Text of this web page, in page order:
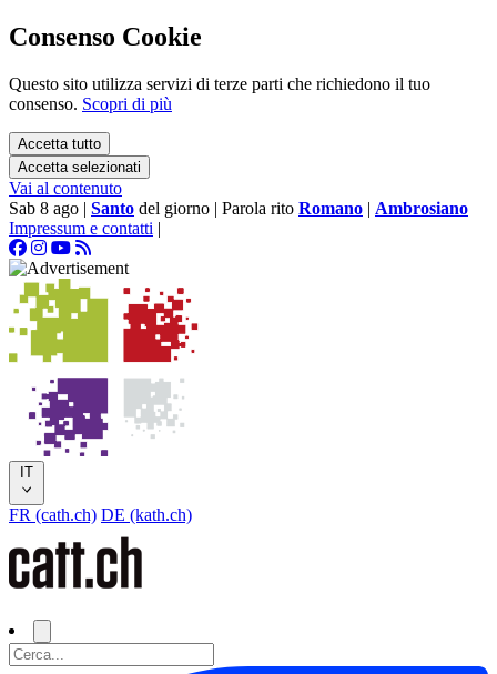
Consenso Cookie
Questo sito utilizza servizi di terze parti che richiedono il tuo
consenso. Scopri di più
Accetta tutto
Accetta selezionati
Vai al contenuto
Sab 8 ago | Santo del giorno | Parola rito Romano | Ambrosiano
Impressum e contatti |
IT
FR (cath.ch) DE (kath.ch)